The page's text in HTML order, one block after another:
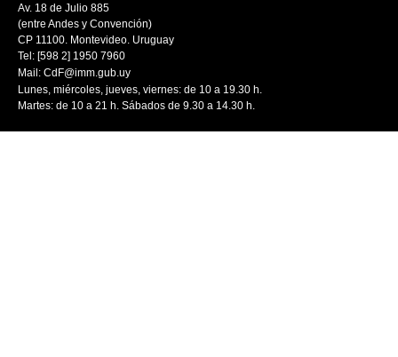
Av. 18 de Julio 885
(entre Andes y Convención)
CP 11100. Montevideo. Uruguay
Tel: [598 2] 1950 7960
Mail: CdF@imm.gub.uy
Lunes, miércoles, jueves, viernes: de 10 a 19.30 h.
Martes: de 10 a 21 h. Sábados de 9.30 a 14.30 h.